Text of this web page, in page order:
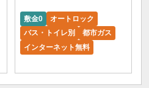
敷金0
オートロック
バス・トイレ別
都市ガス
インターネット無料